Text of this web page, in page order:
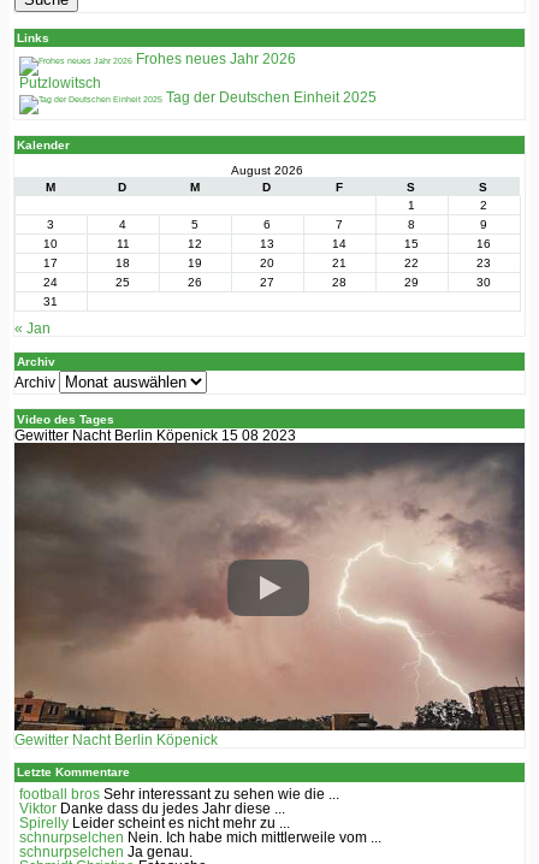
Links
Frohes neues Jahr 2026
Putzlowitsch
Tag der Deutschen Einheit 2025
Kalender
August 2026
M
D M D F S
S
1
2
3
4 5 6 7 8
9
10
11 12 13 14 15
16
17
18 19 20 21 22
23
24
25 26 27 28 29
30
31
« Jan
Archiv
Archiv
Video des Tages
Gewitter Nacht Berlin Köpenick 15 08 2023
Gewitter Nacht Berlin Köpenick
Letzte Kommentare
football bros Sehr interessant zu sehen wie die ...
Viktor Danke dass du jedes Jahr diese ...
Spirelly
Leider scheint es nicht mehr zu ...
schnurpselchen Nein. Ich habe mich mittlerweile vom ...
schnurpselchen Ja genau.